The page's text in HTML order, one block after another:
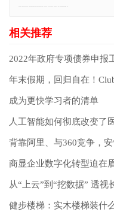
成为更快学习者的清单
人工智能如何彻底改变了
从“上云”到“挖数据” 透视
健步楼梯：实木楼梯装什